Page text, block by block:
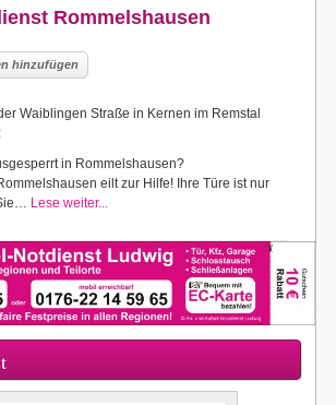
Rommelshausen
hinzufügen
Waiblingen Straße in Kernen im Remstal
in Rommelshausen?
eilt zur Hilfe! Ihre Türe ist nur
Lese weiter...